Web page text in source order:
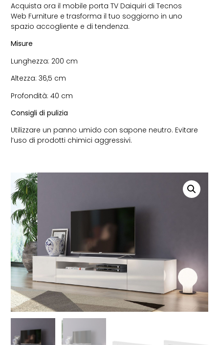
Acquista ora il mobile porta TV Daiquiri di Tecnos
Web Furniture e trasforma il tuo soggiorno in uno
spazio accogliente e di tendenza.
Misure
Lunghezza: 200 cm
Altezza: 36,5 cm
Profondità: 40 cm
Consigli di pulizia
Utilizzare un panno umido con sapone neutro. Evitare
l’uso di prodotti chimici aggressivi.